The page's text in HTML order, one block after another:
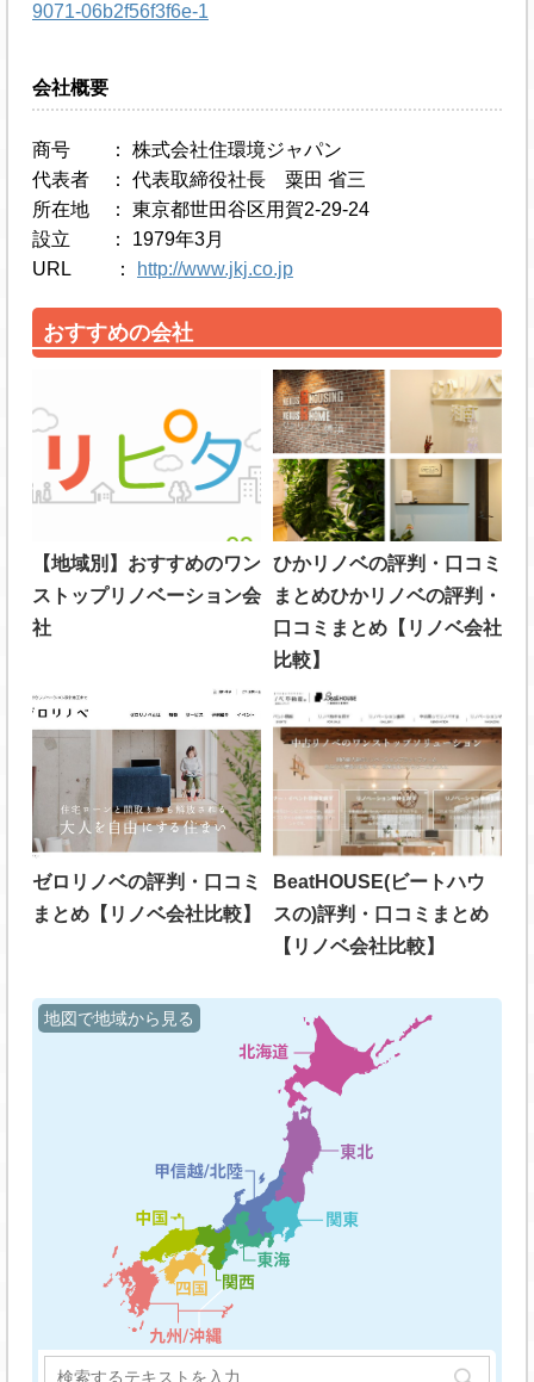
9071-06b2f56f3f6e-1
会社概要
商号 ： 株式会社住環境ジャパン
代表者 ： 代表取締役社長 粟田 省三
所在地 ： 東京都世田谷区用賀2-29-24
設立 ： 1979年3月
URL ：
http://www.jkj.co.jp
おすすめの会社
【地域別】おすすめのワン
ストップリノベーション会
社
ひかリノベの評判・口コミ
まとめひかリノベの評判・
口コミまとめ【リノベ会社
比較】
ゼロリノベの評判・口コミ
まとめ【リノベ会社比較】
BeatHOUSE(ビートハウ
スの)評判・口コミまとめ
【リノベ会社比較】
地図で地域から見る